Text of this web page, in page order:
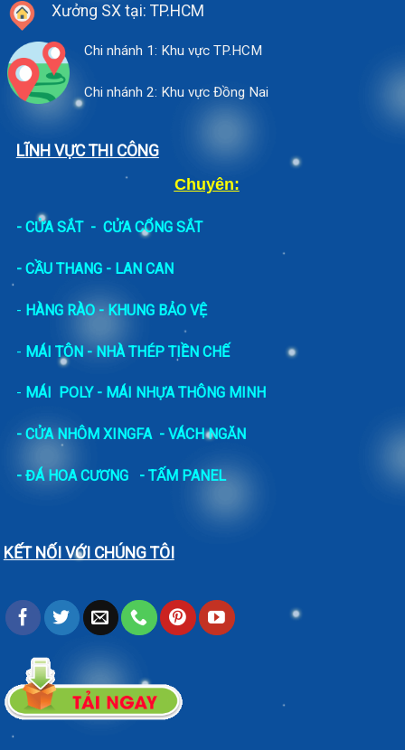
Xưởng SX tại: TP.HCM
Chi nhánh 1: Khu vực TP.HCM
Chi nhánh 2: Khu vực Đồng Nai
LĨNH VỰC THI CÔNG
Chuyên:
- CỬA SẮT- CỬA CỔNG SẮT
- CẦU THANG - LAN CAN
- HÀNG RÀO - KHUNG BẢO VỆ
- MÁI TÔN - NHÀ THÉP TIỀN CHẾ
- MÁI POLY - MÁI NHỰA THÔNG MINH
- CỬA NHÔM XINGFA - VÁCH NGĂN
- ĐÁ HOA CƯƠNG - TẤM PANEL
KẾT NỐI VỚI CHÚNG TÔI